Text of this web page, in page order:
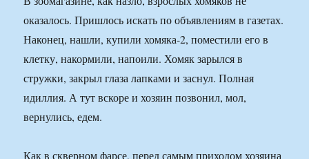
оказалось. Пришлось искать по объявлениям в газетах.
Наконец, нашли, купили хомяка-2, поместили его в
клетку, накормили, напоили. Хомяк зарылся в
стружки, закрыл глаза лапками и заснул. Полная
идиллия. А тут вскоре и хозяин позвонил, мол,
вернулись, едем.
Как в скверном фарсе, перед самым приходом хозяина